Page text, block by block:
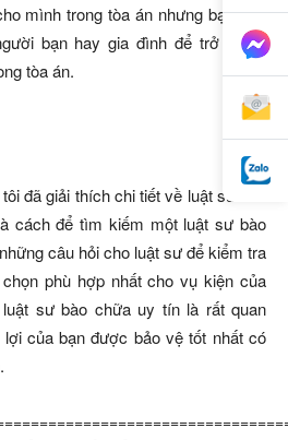
mình trong tòa án nhưng bạn cần
bạn hay gia đình để trở thành
tòa án.
đã giải thích chi tiết về luật sư bào
cách để tìm kiếm một luật sư bào
câu hỏi cho luật sư để kiểm tra
phù hợp nhất cho vụ kiện của
sư bào chữa uy tín là rất quan
của bạn được bảo vệ tốt nhất có